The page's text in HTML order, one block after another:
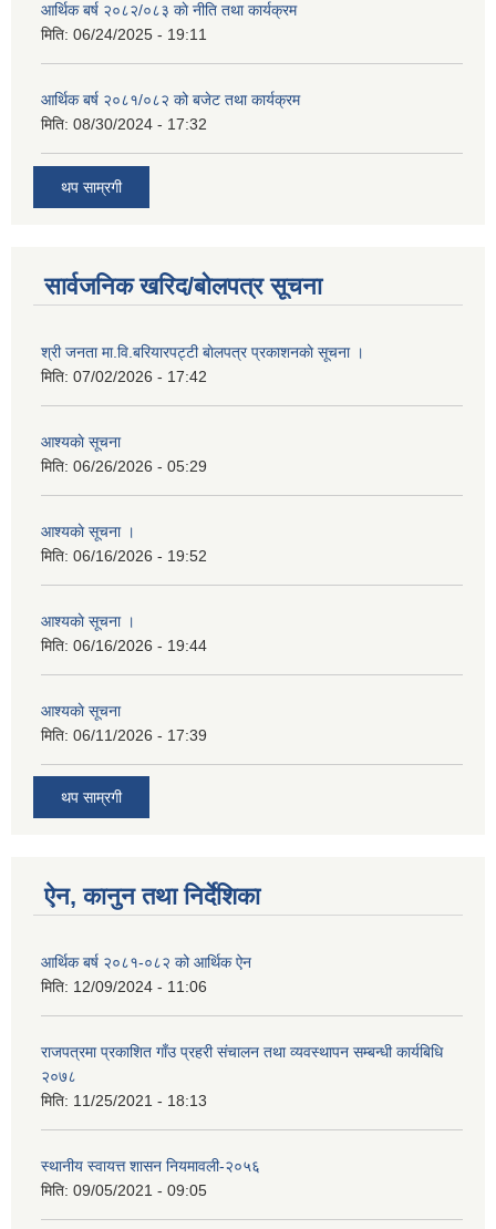
आर्थिक बर्ष २०८२/०८३ काे नीति तथा कार्यक्रम
मिति: 06/24/2025 - 19:11
आर्थिक बर्ष २०८१/०८२ को बजेट तथा कार्यक्रम
मिति: 08/30/2024 - 17:32
थप साम्रगी
सार्वजनिक खरिद/बोलपत्र सूचना
श्री जनता मा.वि.बरियारपट्टी बाेलपत्र प्रकाशनकाे सूचना ।
मिति: 07/02/2026 - 17:42
आश्यकाे सूचना
मिति: 06/26/2026 - 05:29
आश्यकाे सूचना ।
मिति: 06/16/2026 - 19:52
आश्यकाे सूचना ।
मिति: 06/16/2026 - 19:44
आश्यकाे सूचना
मिति: 06/11/2026 - 17:39
थप साम्रगी
ऐन, कानुन तथा निर्देशिका
आर्थिक बर्ष २०८१-०८२ को आर्थिक ऐन
मिति: 12/09/2024 - 11:06
राजपत्रमा प्रकाशित गाँउ प्रहरी संचालन तथा व्यवस्थापन सम्बन्धी कार्यबिधि
२०७८
मिति: 11/25/2021 - 18:13
स्थानीय स्वायत्त शासन नियमावली-२०५६
मिति: 09/05/2021 - 09:05